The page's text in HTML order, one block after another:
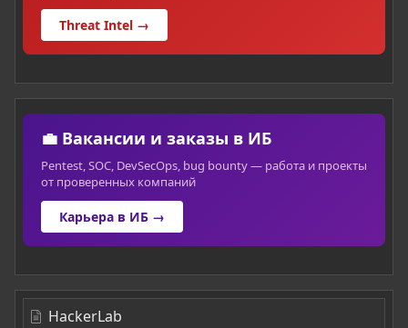
Threat Intel →
💼 Вакансии и заказы в ИБ
Pentest, SOC, DevSecOps, bug bounty — работа и проекты
от проверенных компаний
Карьера в ИБ →
HackerLab